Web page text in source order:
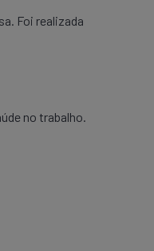
Foi realizada
no trabalho.